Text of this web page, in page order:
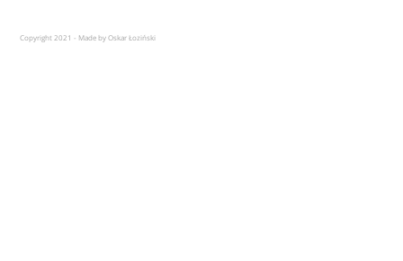
Copyright 2021 - Made by Oskar Łoziński